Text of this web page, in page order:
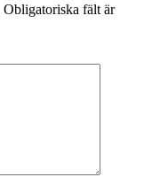
Obligatoriska fält är